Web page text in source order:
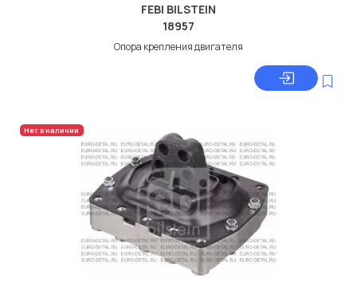
FEBI BILSTEIN
18957
Опора крепления двигателя
Нет в наличии